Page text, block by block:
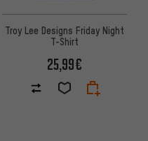
Troy Lee Designs Friday Night
T-Shirt
25,99€